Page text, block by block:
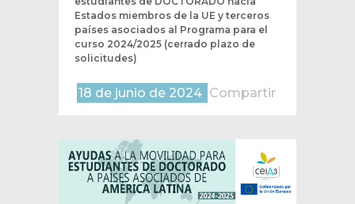
Estados miembros de la UE y terceros
países asociados al Programa para el
curso 2024/2025 (cerrado plazo de
solicitudes)
18 de junio de 2024 Compartir